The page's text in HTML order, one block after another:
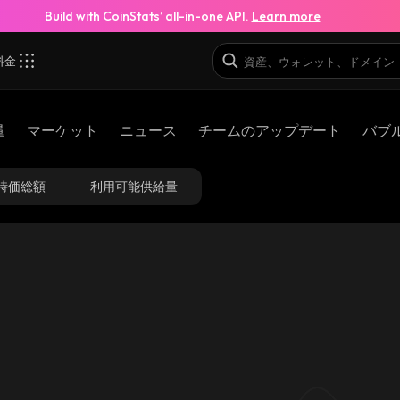
Build with CoinStats’ all-in-one API. Learn more
金
マーケット ニュース チームのアップデート バブ
価総額 利用可能供給量